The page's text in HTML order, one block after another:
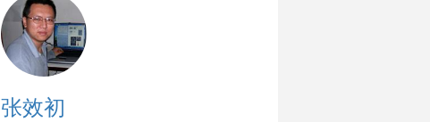
张效初